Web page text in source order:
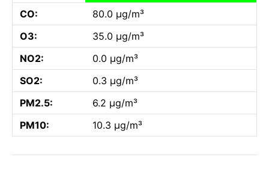
CO:
80.0 µg/m³
O3:
35.0 µg/m³
NO2:
0.0 µg/m³
SO2:
0.3 µg/m³
PM2.5:
6.2 µg/m³
PM10:
10.3 µg/m³